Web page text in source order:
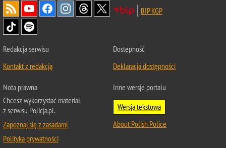
BIP KGP
Redakcja serwisu
Kontakt z redakcją
Dostępność
Deklaracja dostępności
Nota prawna
Chcesz wykorzystać materiał
z serwisu Policja.pl.
Zapoznaj się z zasadami
Polityka prywatności
Inne wersje portalu
Wersja tekstowa
About Polish Police